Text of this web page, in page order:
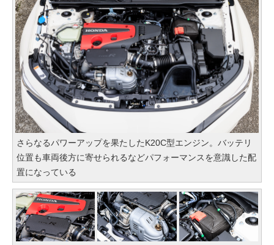
さらなるパワーアップを果たしたK20C型エンジン。バッテリ
位置も車両後方に寄せられるなどパフォーマンスを意識した配
置になっている